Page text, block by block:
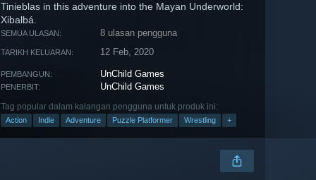
Tinieblas in this adventure into the Mayan Underworld:
Xibalbá.
SEMUA ULASAN: 8 ulasan pengguna
TARIKH KELUARAN: 12 Feb, 2020
PEMBANGUN: UnChild Games
PENERBIT: UnChild Games
Tag popular dalam kalangan pengguna untuk produk ini:
Action Indie Adventure Puzzle Platformer Wrestling +